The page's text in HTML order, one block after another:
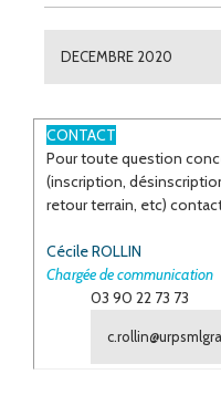
DECEMBRE 2020
CONTACT
Pour toute question
(inscription,
retour terrain, etc)
Cécile ROLLIN
Chargée de communication
03 90 22 73 73